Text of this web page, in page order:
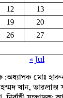
12 13
19 20
26 27
« Jul
:অধ্যাপক মোঃ
খান,